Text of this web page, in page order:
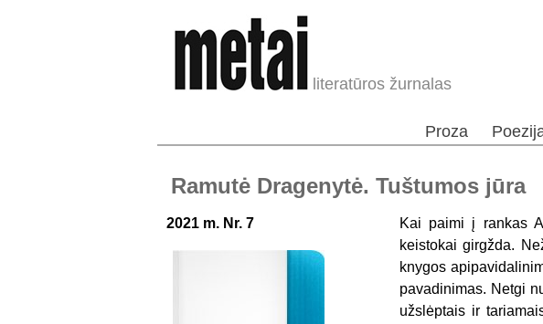
literatūros žurnalas
Proza
Ramutė Dragenytė. Tuštumos jūra
2021 m. Nr. 7 Kai paimi į rankas
keistokai girgžda.
knygos
pavadinimas. Netgi
užslėptais ir